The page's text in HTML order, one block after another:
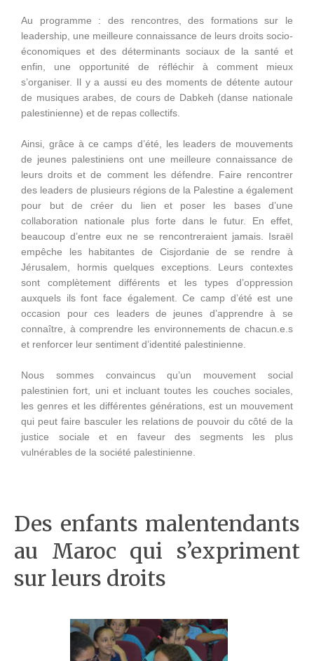
Au programme : des rencontres, des formations sur le
leadership, une meilleure connaissance de leurs droits socio-
économiques et des déterminants sociaux de la santé et
enfin, une opportunité de réfléchir à comment mieux
s’organiser. Il y a aussi eu des moments de détente autour
de musiques arabes, de cours de Dabkeh (danse nationale
palestinienne) et de repas collectifs.
Ainsi, grâce à ce camps d’été, les leaders de mouvements
de jeunes palestiniens ont une meilleure connaissance de
leurs droits et de comment les défendre. Faire rencontrer
des leaders de plusieurs régions de la Palestine a également
pour but de créer du lien et poser les bases d’une
collaboration nationale plus forte dans le futur. En effet,
beaucoup d’entre eux ne se rencontreraient jamais. Israël
empêche les habitantes de Cisjordanie de se rendre à
Jérusalem, hormis quelques exceptions. Leurs contextes
sont complètement différents et les types d’oppression
auxquels ils font face également. Ce camp d’été est une
occasion pour ces leaders de jeunes d’apprendre à se
connaître, à comprendre les environnements de chacun.e.s
et renforcer leur sentiment d’identité palestinienne.
Nous sommes convaincus qu’un mouvement social
palestinien fort, uni et incluant toutes les couches sociales,
les genres et les différentes générations, est un mouvement
qui peut faire basculer les relations de pouvoir du côté de la
justice sociale et en faveur des segments les plus
vulnérables de la société palestinienne.
Des enfants malentendants
au Maroc qui s’expriment
sur leurs droits